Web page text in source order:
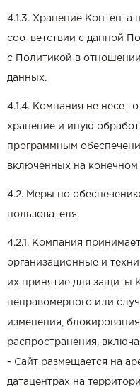
4.1.3. Хранение Контента
соответствии с данной
с Политикой в
данных.
4.1.4. Компания не несет
хранение и иную
программным
включенных на конечном
4.2. Меры по
пользователя.
4.2.1. Компания
организационные и
их принятие для защиты
неправомерного или
изменения,
распространения,
- Сайт размещается на
датацентрах на